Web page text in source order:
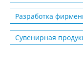
Разработка
Сувенирная